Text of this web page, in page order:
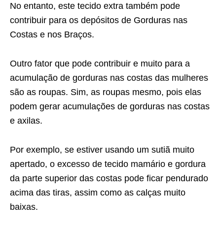
No entanto, este tecido extra também pode
contribuir para os depósitos de Gorduras nas
Costas e nos Braços.
Outro fator que pode contribuir e muito para a
acumulação de gorduras nas costas das mulheres
são as roupas. Sim, as roupas mesmo, pois elas
podem gerar acumulações de gorduras nas costas
e axilas.
Por exemplo, se estiver usando um sutiã muito
apertado, o excesso de tecido mamário e gordura
da parte superior das costas pode ficar pendurado
acima das tiras, assim como as calças muito
baixas.